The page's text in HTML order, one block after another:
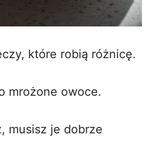
które robią różnicę.
mrożone owoce.
musisz je dobrze